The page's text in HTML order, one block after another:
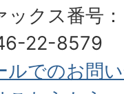
ックス番号：
22-8579
ルでのお問